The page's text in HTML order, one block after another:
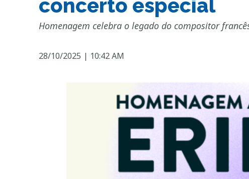
concerto especial
Homenagem celebra o legado do compositor
28/10/2025 | 10:42 AM